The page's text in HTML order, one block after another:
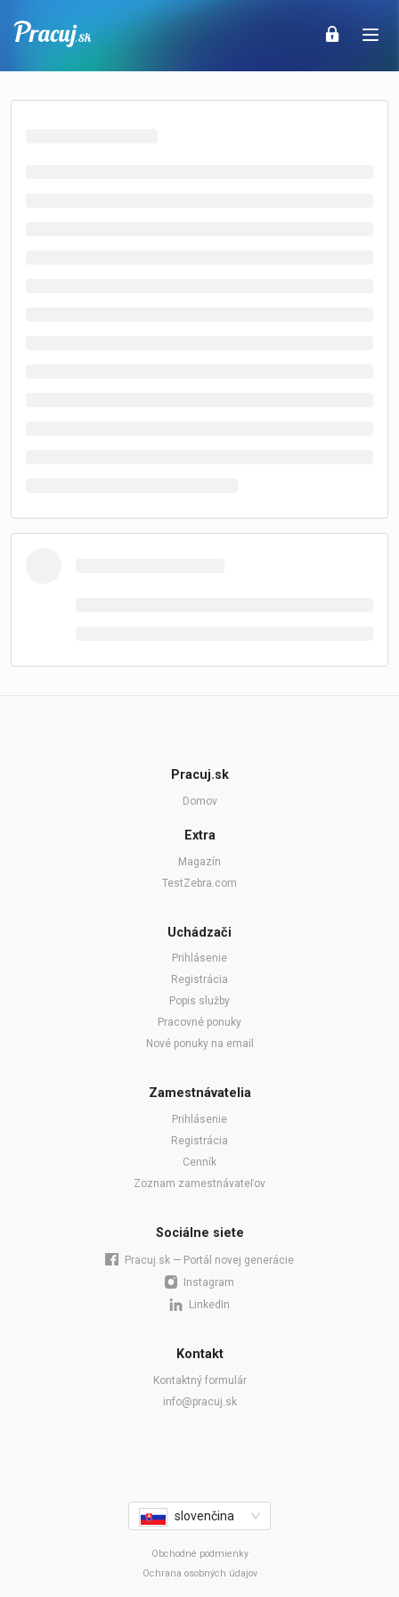
Pracuj.sk
Domov
Extra
Magazín
TestZebra.com
Uchádzači
Prihlásenie
Registrácia
Popis služby
Pracovné ponuky
Nové ponuky na email
Zamestnávatelia
Prihlásenie
Registrácia
Cenník
Zoznam zamestnávateľov
Sociálne siete
Pracuj.sk — Portál novej generácie
Instagram
LinkedIn
Kontakt
Kontaktný formulár
info@pracuj.sk
slovenčina
Obchodné podmienky
Ochrana osobných údajov